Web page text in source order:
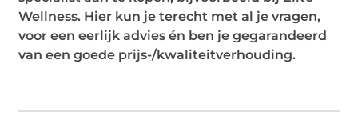
Wellness. Hier kun je terecht met al je vragen,
voor een eerlijk advies én ben je gegarandeerd
van een goede prijs-/kwaliteitverhouding.